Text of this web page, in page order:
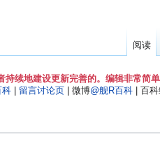
持续地建设更新完善的。编辑非常简
科 留言讨论页 | 微博@舰R百科 | 百
阅读